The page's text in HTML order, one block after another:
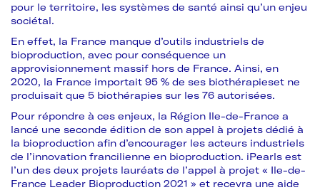
pour le territoire, les systèmes de santé ainsi qu’un enjeu
sociétal.
En effet, la France manque d’outils industriels de
bioproduction, avec pour conséquence un
approvisionnement massif hors de France. Ainsi, en
2020, la France importait 95 % de ses biothérapieset ne
produisait que 5 biothérapies sur les 76 autorisées.
Pour répondre à ces enjeux, la Région Ile-de-France a
lancé une seconde édition de son appel à projets dédié à
la bioproduction afin d’encourager les acteurs industriels
de l’innovation francilienne en bioproduction. iPearls est
l’un des deux projets lauréats de l’appel à projet « Ile-de-
France Leader Bioproduction 2021 » et recevra une aide